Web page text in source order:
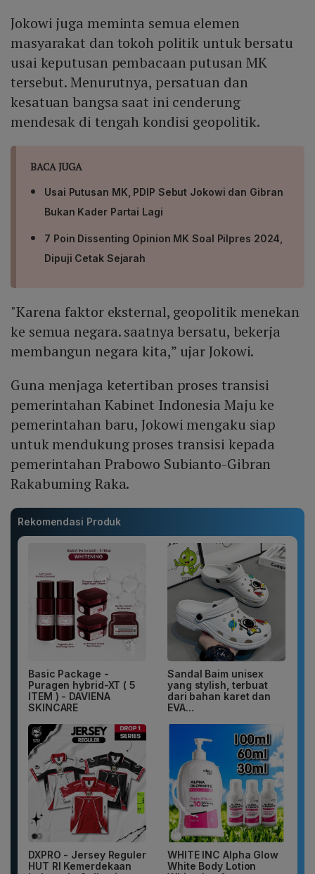
Jokowi juga meminta semua elemen
masyarakat dan tokoh politik untuk bersatu
usai keputusan pembacaan putusan MK
tersebut. Menurutnya, persatuan dan
kesatuan bangsa saat ini cenderung
mendesak di tengah kondisi geopolitik.
BACA JUGA
Usai Putusan MK, PDIP Sebut Jokowi dan Gibran
Bukan Kader Partai Lagi
7 Poin Dissenting Opinion MK Soal Pilpres 2024,
Dipuji Cetak Sejarah
"Karena faktor eksternal, geopolitik menekan
ke semua negara. saatnya bersatu, bekerja
membangun negara kita,” ujar Jokowi.
Guna menjaga ketertiban proses transisi
pemerintahan Kabinet Indonesia Maju ke
pemerintahan baru, Jokowi mengaku siap
untuk mendukung proses transisi kepada
pemerintahan Prabowo Subianto-Gibran
Rakabuming Raka.
Rekomendasi Produk
Basic Package -
Puragen hybrid-XT ( 5
ITEM ) - DAVIENA
SKINCARE
Sandal Baim unisex
yang stylish, terbuat
dari bahan karet dan
EVA...
DXPRO - Jersey Reguler
HUT RI Kemerdekaan
WHITE INC Alpha Glow
White Body Lotion